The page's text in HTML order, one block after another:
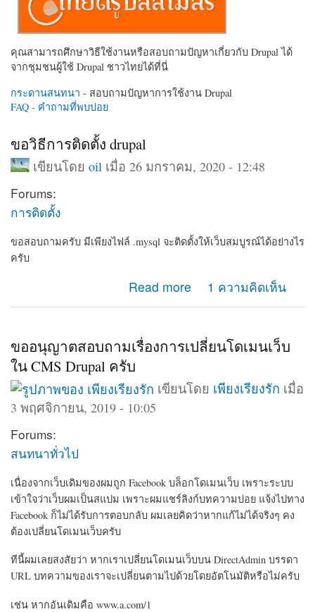
คุณสามารถศึกษาวิธีใช้งานหรือสอบถามปัญหาเกี่ยวกับ Drupal ได้
จากชุมชนผู้ใช้ Drupal ชาวไทยได้ที่นี่
กระดานสนทนา - สอบถามปัญหาการใช้งาน Drupal
FAQ - คำถามที่พบบ่อย
ขอวิธีการติดตั้ง drupal
เขียนโดย oil เมื่อ 26 มกราคม, 2020 - 12:48
Forums:
การติดตั้ง
ขอสอบถามครับ มีเพียงไฟล์ .mysql จะติดตั้งให้เว็บสมบูรณ์ได้อย่างไร
ครับ
Read more
about ขอวิธีการติดตั้ง drupal 1 ความคิดเห็น
ขออนุญาตสอบถามเรื่องการเปลี่ยนโดเมนเว็บ
ใน CMS Drupal ครับ
เขียนโดย เพียงเรียงรัก เมื่อ
3 พฤศจิกายน, 2019 - 10:05
Forums:
สนทนาทั่วไป
เนื่องจากเว็บเดิมของผมถูก Facebook บล็อกโดเมนเว็บ เพราะระบบ
เข้าใจว่าเว็บผมเป็นสแปม เพราะผมแชร์ลิงก์บทความบ่อย แจ้งไปทาง
Facebook ก็ไม่ได้รับการตอบกลับ ผมเลยคิดว่าหากแก้ไม่ได้จริงๆ คง
ต้องเปลี่ยนโดเมนเว็บครับ
ทีนี้ผมเลยสงสัยว่า หากเราเปลี่ยนโดเมนเว็บบน DirectAdmin บรรดา
URL บทความของเราจะเปลี่ยนตามไปด้วยโดยอัตโนมัติหรือไม่ครับ
เช่น หากอันเดิมคือ www.a.com/1